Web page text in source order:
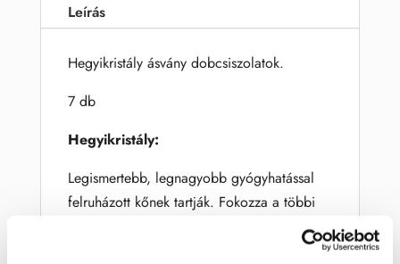
Leírás
Hegyikristály ásvány dobcsiszolatok.
7 db
Hegyikristály:
Legismertebb, legnagyobb gyógyhatással
felruházott kőnek tartják. Fokozza a többi
használ